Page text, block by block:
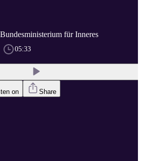
für Inneres
05:33
on Share